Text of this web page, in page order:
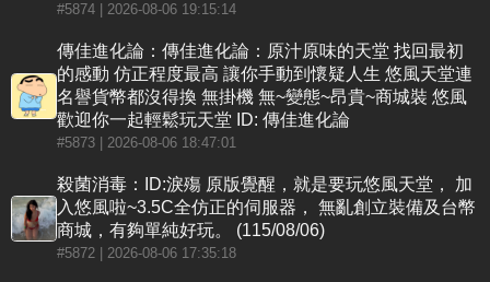
#5874 | 2026-08-06 19:15:14
傳佳進化論：傳佳進化論：原汁原味的天堂 找回最初
的感動 仿正程度最高 讓你手動到懷疑人生 悠風天堂連
名譽貨幣都沒得換 無掛機 無~變態~昂貴~商城裝 悠風
歡迎你一起輕鬆玩天堂 ID: 傳佳進化論
#5873 | 2026-08-06 18:47:01
殺菌消毒：ID:淚殤 原版覺醒，就是要玩悠風天堂， 加
入悠風啦~3.5C全仿正的伺服器， 無亂創立裝備及台幣
商城，有夠單純好玩。 (115/08/06)
#5872 | 2026-08-06 17:35:18